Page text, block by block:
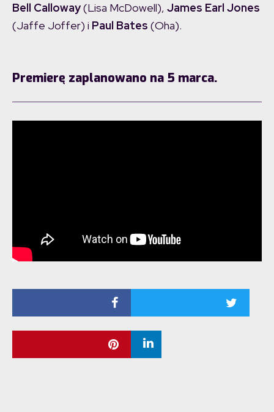
Bell Calloway(Lisa McDowell), James Earl Jones
(Jaffe Joffer) i Paul Bates (Oha).
Premierę zaplanowano na 5 marca.